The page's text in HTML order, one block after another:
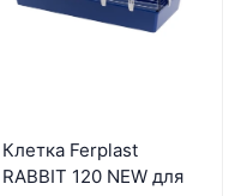
Клетка Ferplast
RABBIT 120 NEW для